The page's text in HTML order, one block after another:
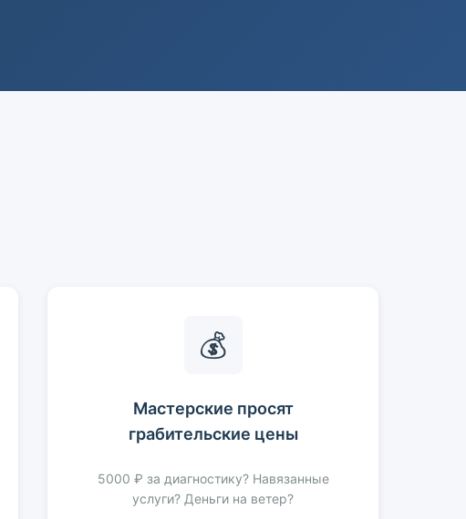
💰
Мастерские просят
грабительские цены
5000 ₽ за диагностику? Навязанные
услуги? Деньги на ветер?